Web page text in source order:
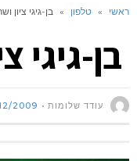
ראשי » טלפון » בן-גיגי ציון
בן-גיגי
עודד שלומות 2009